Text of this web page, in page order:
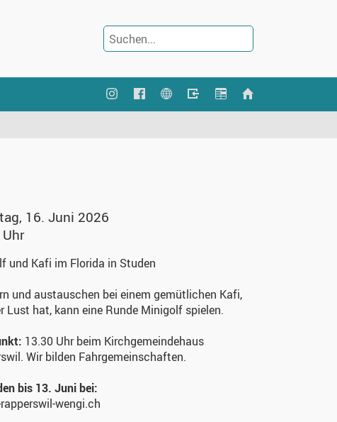
16. Juni 2026
und Kafi im Florida in Studen
und austauschen bei einem gemütlichen Kafi,
Lust hat, kann eine Runde Minigolf spielen.
13.30 Uhr beim Kirchgemeindehaus
Wir bilden Fahrgemeinschaften.
bis 13. Juni bei:
wengi.ch